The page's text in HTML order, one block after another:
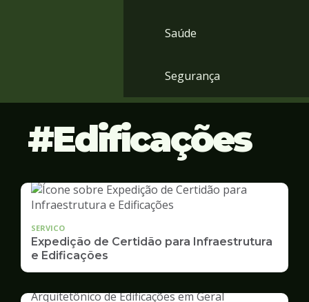
Saúde
Segurança
Edificações
SERVICO
Expedição de Certidão para Infraestrutura
e Edificações